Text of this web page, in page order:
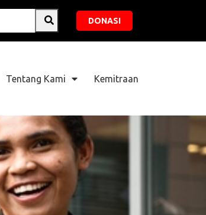
DONASI
Tentang Kami Kemitraan